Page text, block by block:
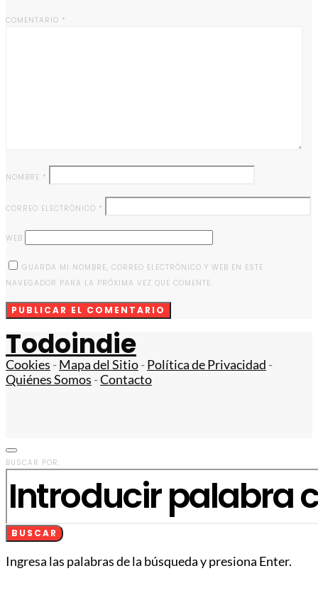
COMENTARIO *
NOMBRE *
CORREO ELECTRÓNICO *
WEB
GUARDA MI NOMBRE, CORREO ELECTRÓNICO Y WEB EN ESTE
NAVEGADOR PARA LA PRÓXIMA VEZ QUE COMENTE.
Todoindie
Cookies -Mapa del Sitio-Política de Privacidad -
Quiénes Somos -Contacto
BUSCAR POR:
BUSCAR
Ingresa las palabras de la búsqueda y presiona Enter.